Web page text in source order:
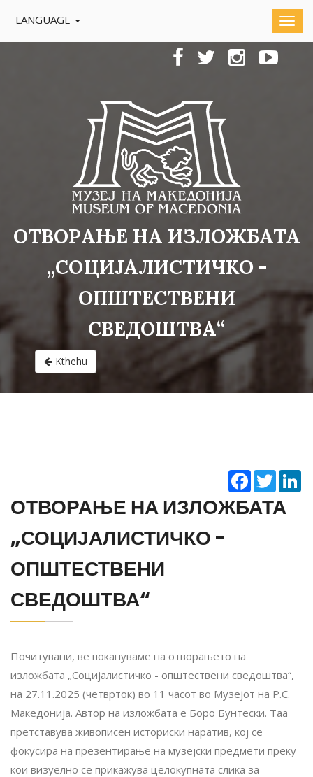
Kthehu
LANGUAGE
ОТВОРАЊЕ НА ИЗЛОЖБАТА
„СОЦИЈАЛИСТИЧКО -
ОПШТЕСТВЕНИ
СВЕДОШТВА“
Facebook
Twitter
ОТВОРАЊЕ НА ИЗЛОЖБАТА
„СОЦИЈАЛИСТИЧКО -
ОПШТЕСТВЕНИ
СВЕДОШТВА“
Почитувани, ве покануваме на отворањето на
изложбата „Социјалистичко - општествени сведоштва“,
на 27.11.2025 (четврток) во 11 часот во Музејот на Р.С.
Македонија. Автор на изложбата е Боро Бунтески. Таа
претставува живописен историски наратив, кој се
фокусира на презентирање на музејски предмети преку
кои визуелно се прикажува целокупната слика за